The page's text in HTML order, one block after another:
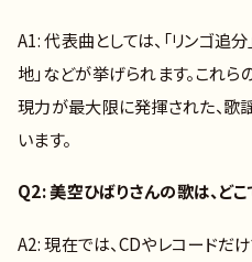
A1: 代表曲としては、「リンゴ追分
地」などが挙げられます。これ
現力が最大限に発揮された、歌
います。
Q2: 美空ひばりさんの歌は、ど
A2: 現在では、CDやレコードだ